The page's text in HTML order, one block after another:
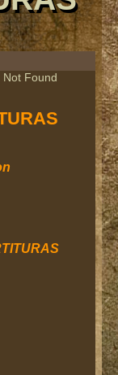
Not Found